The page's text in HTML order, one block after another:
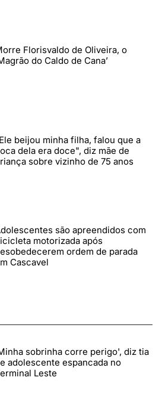
Florisvaldo de Oliveira, o
do Caldo de Cana’
beijou minha filha, falou que a
dela era doce", diz mãe de
sobre vizinho de 75 anos
são apreendidos com
motorizada após
ordem de parada
Cascavel
sobrinha corre perigo', diz tia
adolescente espancada no
Leste